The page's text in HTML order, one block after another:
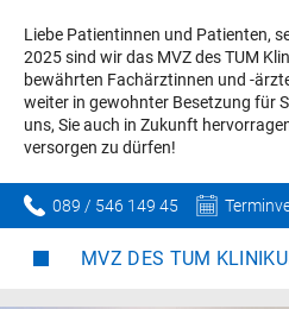
Liebe Patientinnen und Patienten,
2025 sind wir das MVZ des TUM
bewährten Fachärztinnen und -
weiter in gewohnter Besetzung für
uns, Sie auch in Zukunft
versorgen zu dürfen!
089 / 546 149 45
MVZ DES TUM